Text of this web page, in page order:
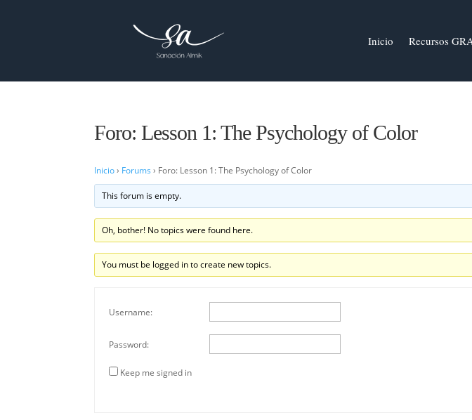
Inicio Recursos
Foro: Lesson 1: The Psychology of Color
Inicio › Forums › Foro: Lesson 1: The Psychology of Color
This forum is empty.
Oh, bother! No topics were found here.
You must be logged in to create new topics.
Username:
Password:
Keep me signed in